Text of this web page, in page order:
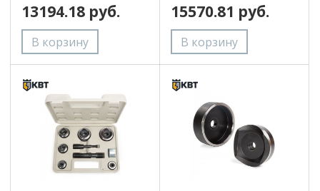
13194.18 руб. 15570.81 руб.